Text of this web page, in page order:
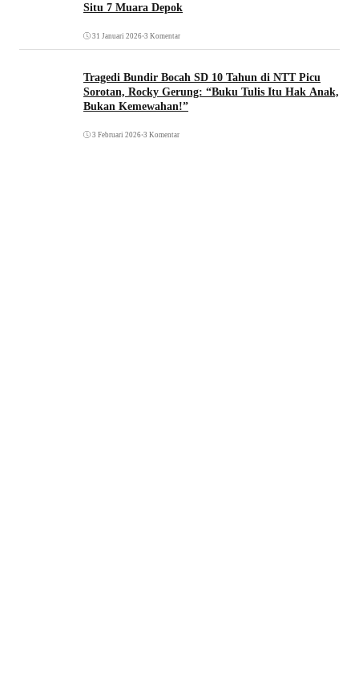
Situ 7 Muara Depok
31 Januari 2026•3 Komentar
Tragedi Bundir Bocah SD 10 Tahun di NTT Picu
Sorotan, Rocky Gerung: “Buku Tulis Itu Hak Anak,
Bukan Kemewahan!”
3 Februari 2026•3 Komentar